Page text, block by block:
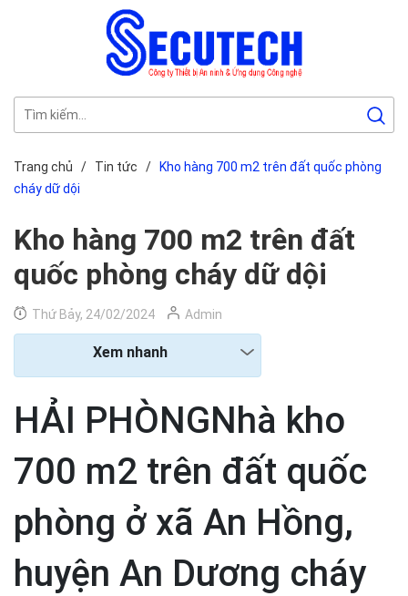
Trang chủ / Tin tức /
Kho hàng 700 m2 trên đất quốc phòng
cháy dữ dội
Kho hàng 700 m2 trên đất
quốc phòng cháy dữ dội
Thứ Bảy, 24/02/2024 Admin
Xem nhanh
HẢI PHÒNGNhà kho
700 m2 trên đất quốc
phòng ở xã An Hồng,
huyện An Dương cháy